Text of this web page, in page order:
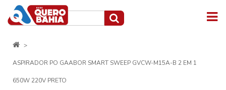
ASPIRADOR PO GAABOR SMART SWEEP GVCW-M15A-B 2 EM 1
650W 220V PRETO